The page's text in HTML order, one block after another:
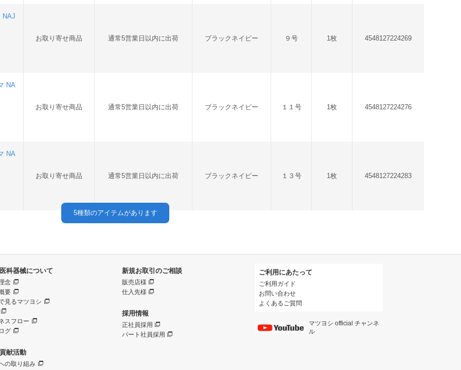
NAJ
お取り寄せ商品 通常5営業日以内に出荷 ブラックネイビー ９号 1枚 4548127224269
NA
お取り寄せ商品 通常5営業日以内に出荷 ブラックネイビー １１号 1枚 4548127224276
NA
お取り寄せ商品 通常5営業日以内に出荷 ブラックネイビー １３号 1枚 4548127224283
5種類のアイテムがあります
科器械について
念
要
見るマツヨシ
スフロー
グ
献活動
の取り組み
新規お取引のご相談
販売店様
仕入先様
採用情報
正社員採用
パート社員採用
ご利用にあたって
ご利用ガイド
お問い合わせ
よくあるご質問
マツヨシ official チャンネ
ル